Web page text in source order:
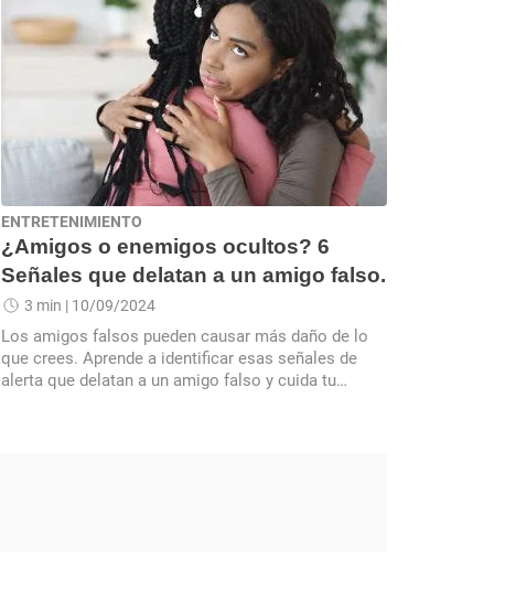
ENTRETENIMIENTO
¿Amigos o enemigos ocultos? 6
Señales que delatan a un amigo falso.
3 min | 10/09/2024
Los amigos falsos pueden causar más daño de lo
que crees. Aprende a identificar esas señales de
alerta que delatan a un amigo falso y cuida tu